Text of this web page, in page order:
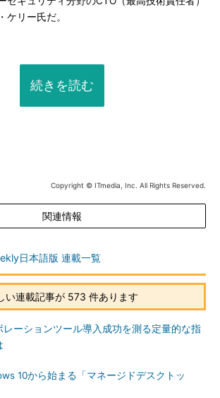
ケリー氏だ。
続きを読む
Copyright © ITmedia, Inc. All Rights Reserved.
関連情報
日本語版 連載一覧
い連載記事が 573 件あります
レーションツール導入成功を測る定量的な指
10から始まる「マネージドデスクトッ